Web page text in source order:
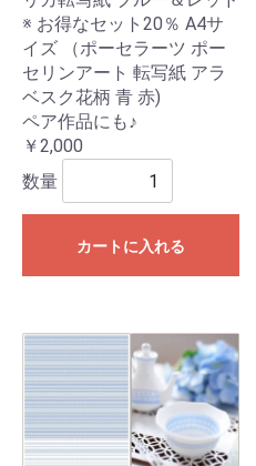
※ お得なセット20％ A4サ
イズ （ポーセラーツ ポー
セリンアート 転写紙 アラ
ベスク花柄 青 赤)
ペア作品にも♪
￥2,000
数量
カートに入れる